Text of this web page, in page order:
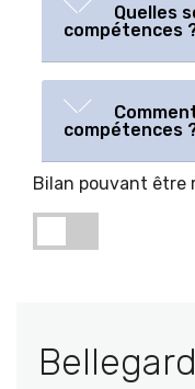
Quelles
compétences
compétences
Bilan pouvant être